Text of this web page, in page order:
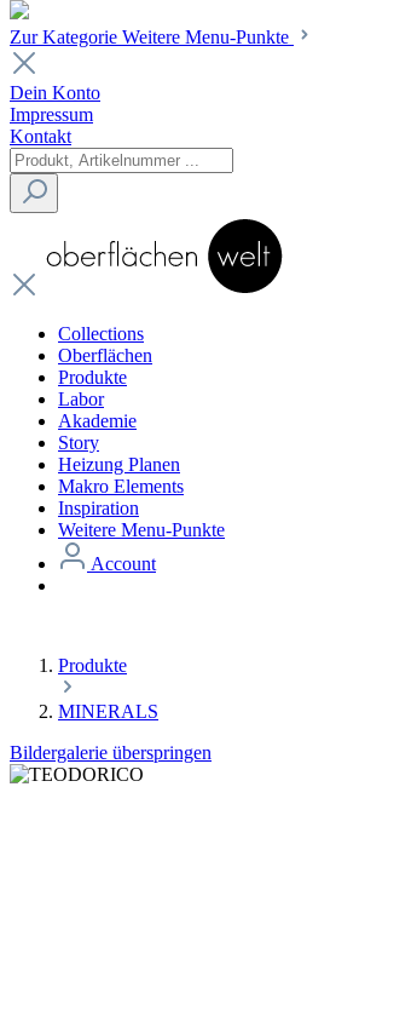
Zur Kategorie Weitere Menu-Punkte
Dein Konto
Impressum
Kontakt
Collections
Oberflächen
Produkte
Labor
Akademie
Story
Heizung Planen
Makro Elements
Inspiration
Weitere Menu-Punkte
Account
Produkte
MINERALS
Bildergalerie überspringen